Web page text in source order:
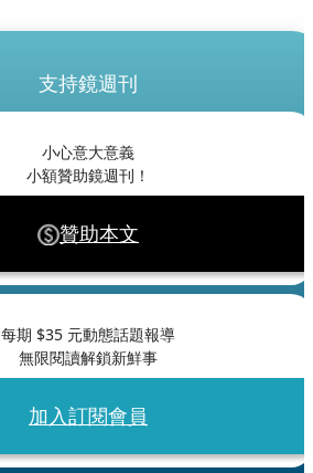
支持鏡週刊
小心意大意義
小額贊助鏡週刊！
贊助本文
每期 $35 元動態話題報導
無限閱讀解鎖新鮮事
加入訂閱會員